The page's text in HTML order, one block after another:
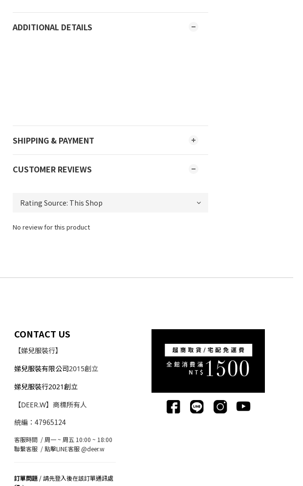
ADDITIONAL DETAILS
SHIPPING & PAYMENT
CUSTOMER REVIEWS
No review for this product
CONTACT US
【娣兒服裝行】
娣兒服裝有限公司2015創立
娣兒服裝行2021創立
【DEER.W】商標所有人
統編：47965124
客服時間 / 周一 ~ 周五 10:00 ~ 18:00
聯繫客服 /點擊LINE客服 @deer.w
訂單問題 / 請先登入後在該訂單通訊處